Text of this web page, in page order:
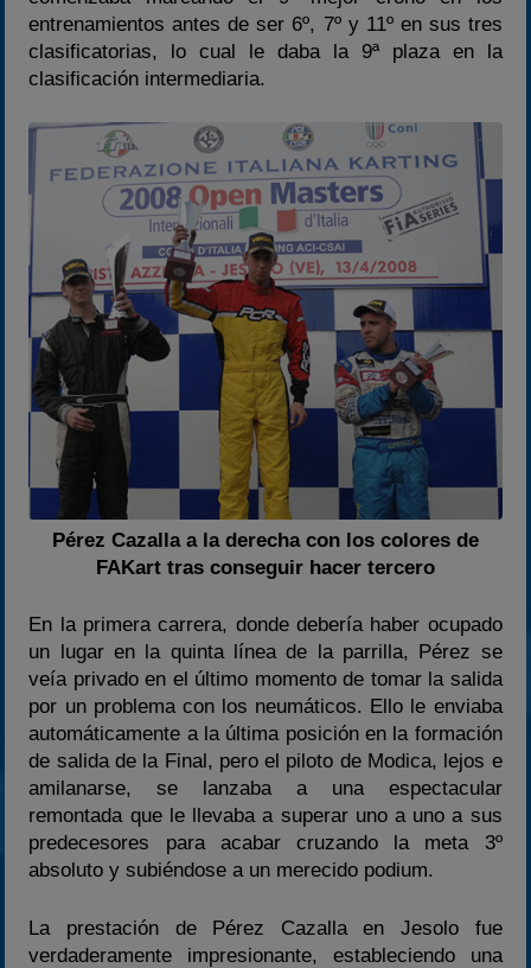
entrenamientos antes de ser 6º, 7º y 11º en sus tres
clasificatorias, lo cual le daba la 9ª plaza en la
clasificación intermediaria.
Pérez Cazalla a la derecha con los colores de
FAKart tras conseguir hacer tercero
En la primera carrera, donde debería haber ocupado
un lugar en la quinta línea de la parrilla, Pérez se
veía privado en el último momento de tomar la salida
por un problema con los neumáticos. Ello le enviaba
automáticamente a la última posición en la formación
de salida de la Final, pero el piloto de Modica, lejos e
amilanarse, se lanzaba a una espectacular
remontada que le llevaba a superar uno a uno a sus
predecesores para acabar cruzando la meta 3º
absoluto y subiéndose a un merecido podium.
La prestación de Pérez Cazalla en Jesolo fue
verdaderamente impresionante, estableciendo una